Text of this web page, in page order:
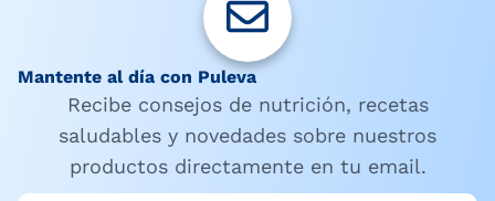
Mantente al día con Puleva
Recibe consejos de nutrición, recetas
saludables y novedades sobre nuestros
productos directamente en tu email.